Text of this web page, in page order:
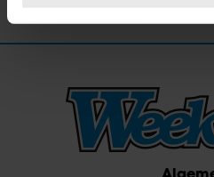
intrekken in de
personaliseren, om functies
en om ons websiteverkeer te
informatie over uw gebruik
partners voor social media,
partners kunnen deze